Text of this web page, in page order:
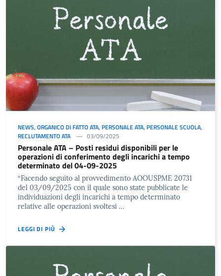
NEWS, ORGANICO DI FATTO ATA, PERSONALE ATA, PERSONALE SCUOLA,
RECLUTAMENTO ATA
03/09/2025
Personale ATA – Posti residui disponibili per le
operazioni di conferimento degli incarichi a tempo
determinato del 04-09-2025
“Facendo seguito al provvedimento AOOUSPME 20731
del 03/09/2025 con il quale sono state pubblicate le
individuazioni degli incarichi a tempo determinato
relative alle operazioni svoltesi …
LEGGI DI PIÙ